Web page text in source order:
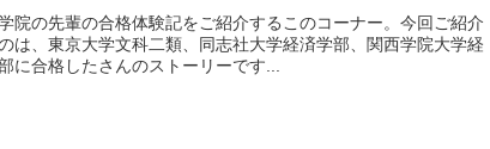
院の先輩の合格体験記をご紹介するこのコーナー。今回ご紹介
は、東京大学文科二類、同志社大学経済学部、関西学院大学経
に合格したさんのストーリーです...